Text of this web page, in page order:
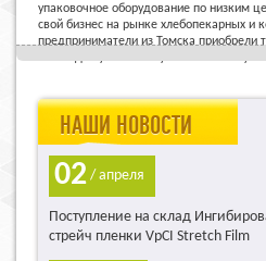
упаковочное оборудование по низким
свой бизнес на рынке хлебопекарных и
предприниматели из Томска приобрели
НАШИ НОВОСТИ
02 / апреля
Поступление на склад
стрейч пленки VpCI Stretch Film